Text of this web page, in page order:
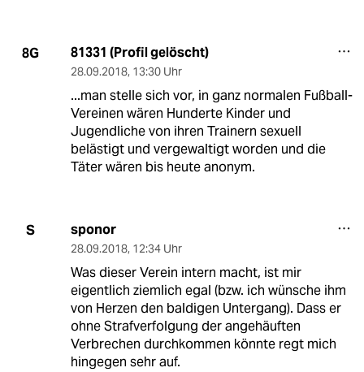
8G 81331 (Profil gelöscht)
28.09.2018, 13:30 Uhr
...man stelle sich vor, in ganz normalen Fußball-
Vereinen wären Hunderte Kinder und
Jugendliche von ihren Trainern sexuell
belästigt und vergewaltigt worden und die
Täter wären bis heute anonym.
S sponor
28.09.2018, 12:34 Uhr
Was dieser Verein intern macht, ist mir
eigentlich ziemlich egal (bzw. ich wünsche ihm
von Herzen den baldigen Untergang). Dass er
ohne Strafverfolgung der angehäuften
Verbrechen durchkommen könnte regt mich
hingegen sehr auf.